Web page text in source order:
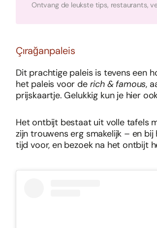
Ontvang de leukste tips, restaurants,
Çırağanpaleis
Dit prachtige paleis is tevens een
het paleis voor de rich & famous,
prijskaartje. Gelukkig kun je hier
Het ontbijt bestaat uit volle tafels
zijn trouwens erg smakelijk – en
tijd voor, en bezoek na het ontbijt